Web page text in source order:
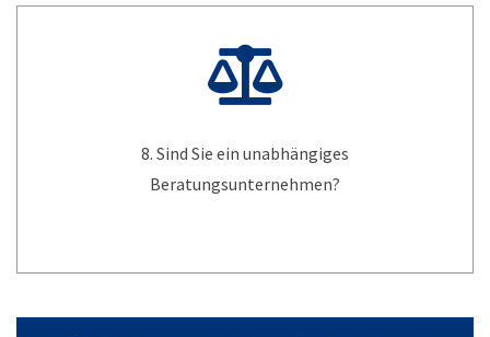
8. Sind Sie ein unabhängiges
Beratungsunternehmen?